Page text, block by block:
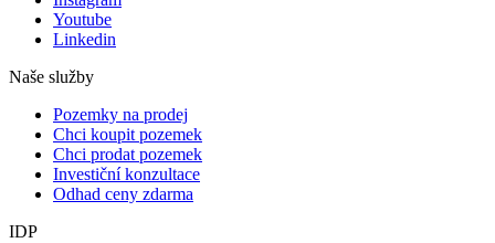
Youtube
Linkedin
Naše služby
Pozemky na prodej
Chci koupit pozemek
Chci prodat pozemek
Investiční konzultace
Odhad ceny zdarma
IDP